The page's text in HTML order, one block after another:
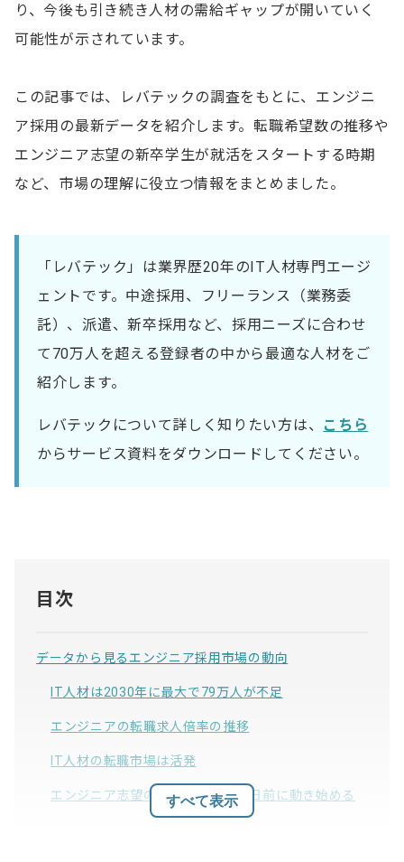
り、今後も引き続き人材の需給ギャップが開いていく
可能性が示されています。
この記事では、レバテックの調査をもとに、エンジニ
ア採用の最新データを紹介します。転職希望数の推移や
エンジニア志望の新卒学生が就活をスタートする時期
など、市場の理解に役立つ情報をまとめました。
「レバテック」は業界歴20年のIT人材専門エージ
ェントです。中途採用、フリーランス（業務委
託）、派遣、新卒採用など、採用ニーズに合わせ
て70万人を超える登録者の中から最適な人材をご
紹介します。
レバテックについて詳しく知りたい方は、 こちら
からサービス資料をダウンロードしてください。
目次
データから見るエンジニア採用市場の動向
IT人材は2030年に最大で79万人が不足
エンジニアの転職求人倍率の推移
IT人材の転職市場は活発
エンジニア志望の新卒は就活解禁日前に動き始める
すべて表示